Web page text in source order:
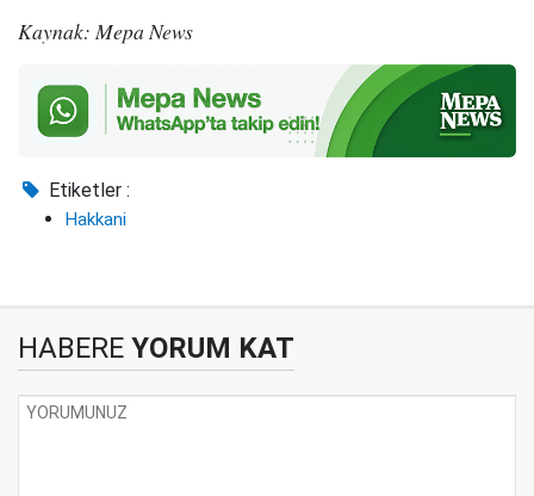
Kaynak: Mepa News
Etiketler :
Hakkani
HABERE YORUM KAT